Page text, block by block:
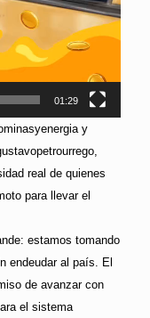
01:29
y
real de quienes
para llevar el
estamos tomando
endeudar al país. El
de avanzar con
el sistema